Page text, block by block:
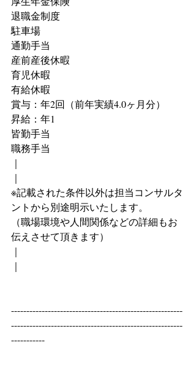
退職金制度
駐車場
通勤手当
産前産後休暇
育児休暇
有給休暇
賞与：年2回（前年実績4.0ヶ月分）
昇給：年1
皆勤手当
職務手当
｜
｜
※記載された条件以外は担当コンサルタ
ントから別途明示いたします。
（職場環境や人間関係などの詳細もお
伝えさせて頂きます）
｜
｜
--------------------------------------------------------
--------------------------------------------------------
-----------